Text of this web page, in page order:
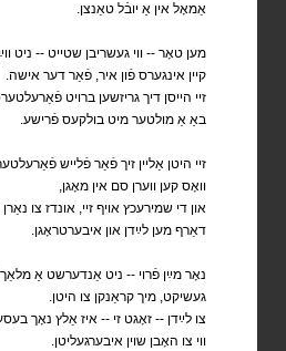
.אַמאָל אין אַ יובֿל טאַנצן
מען טאָר -- ווי געשריבן שטייט -- ניט
.קיין אינגערס פֿון איר, פֿאַר דער אישה
זיי הייסן דיך גריזשען ברויט
.באַ אַ מולטער מיט בולקעס פֿרישע
זיי היטן אַליין זיך פֿאַר פֿלייש
,וואָס קען ווערן סם אין מאָגן
און די שמירעכץ אויף זיי, אונדז צו
.דאַרף מען לײַדן און איבערטראָגן
נאָר מײַן פֿרוי -- ניט אַנדערשט אַ מלאַך
.געשיקט, מיך קראַנקן צו היטן
צו לײַדן -- זאָגט זי -- איז אַלץ נאָך
.ווי צו האָבן שוין איבערגעליטן